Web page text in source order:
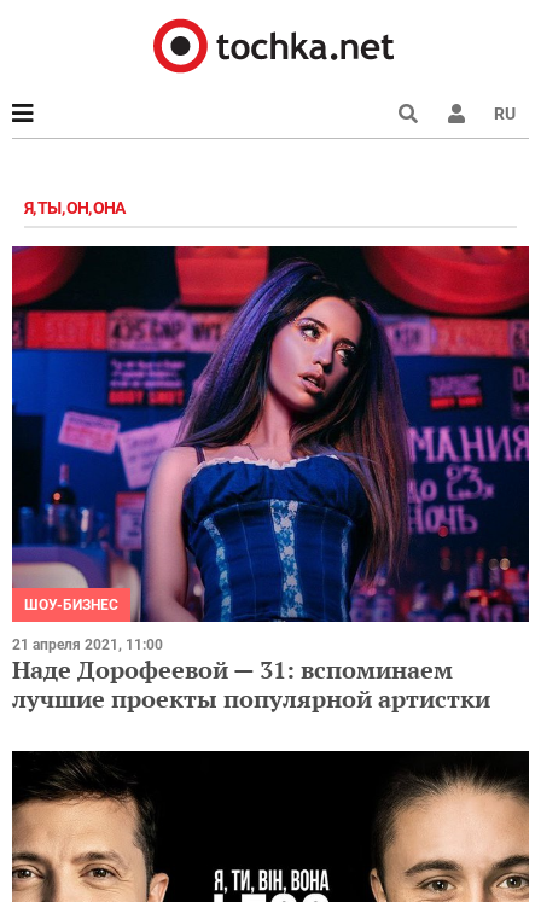
RU
Я, ТЫ, ОН, ОНА
ШОУ-БИЗНЕС
21 апреля 2021, 11:00
Наде Дорофеевой — 31: вспоминаем
лучшие проекты популярной артистки